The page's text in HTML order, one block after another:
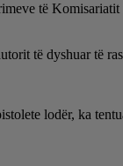
të
të dyshuar të
lodër, ka